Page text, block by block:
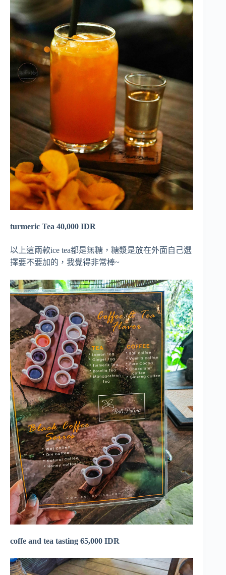
turmeric Tea 40,000 IDR
以上這兩款ice tea都是無糖，糖漿是放在外面自己選
擇要不要加的，我覺得非常棒~
coffe and tea tasting 65,000 IDR